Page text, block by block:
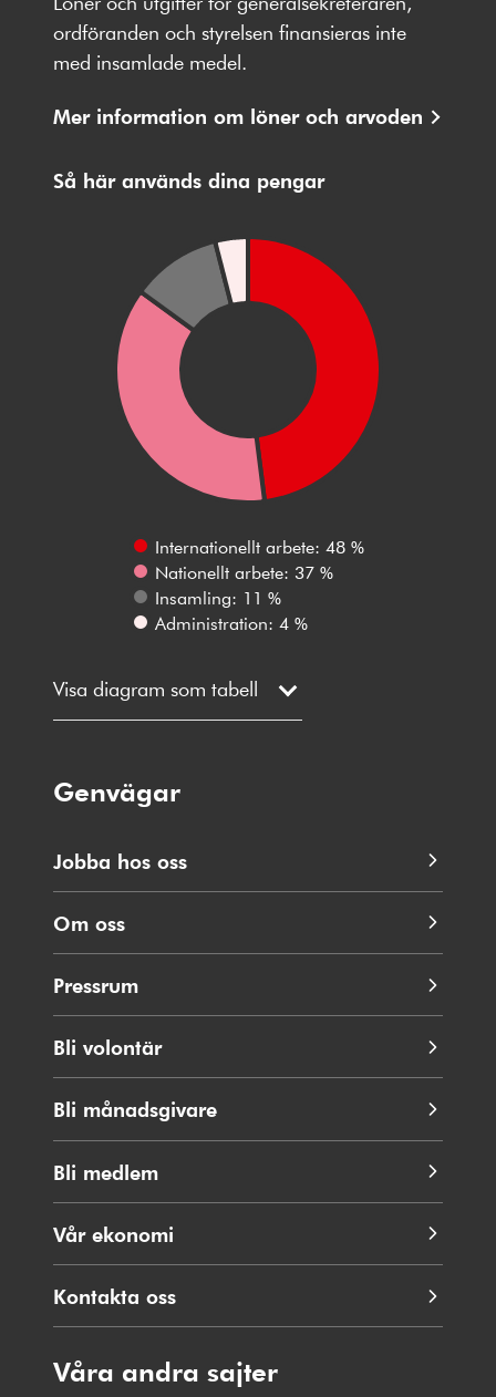
Facebbok
Instagram
Youtube LinkedIn
ordföranden och styrelsen finansieras inte
med insamlade medel.
Mer information om löner och arvoden
Så här används dina pengar
Internationellt arbete: 48 %
Nationellt arbete: 37 %
Insamling: 11 %
Administration: 4 %
Visa diagram som tabell
Genvägar
Jobba hos oss
Om oss
Pressrum
Bli volontär
Bli månadsgivare
Bli medlem
Vår ekonomi
Kontakta oss
Våra andra sajter